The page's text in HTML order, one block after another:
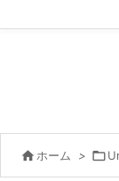
 ホーム > 